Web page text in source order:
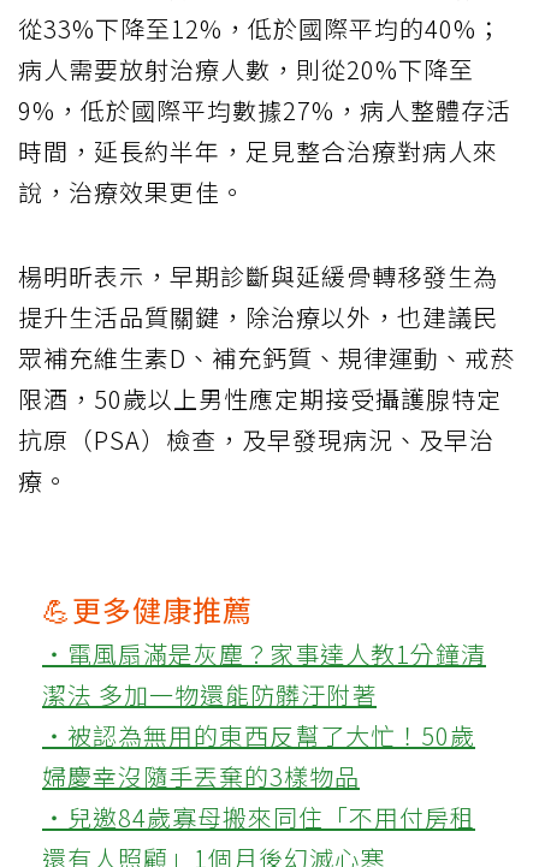
從33%下降至12%，低於國際平均的40%；
病人需要放射治療人數，則從20%下降至
9%，低於國際平均數據27%，病人整體存活
時間，延長約半年，足見整合治療對病人來
說，治療效果更佳。
楊明昕表示，早期診斷與延緩骨轉移發生為
提升生活品質關鍵，除治療以外，也建議民
眾補充維生素D、補充鈣質、規律運動、戒菸
限酒，50歲以上男性應定期接受攝護腺特定
抗原（PSA）檢查，及早發現病況、及早治
療。
💪更多健康推薦
‧電風扇滿是灰塵？家事達人教1分鐘清
潔法 多加一物還能防髒汙附著
‧被認為無用的東西反幫了大忙！50歲
婦慶幸沒隨手丟棄的3樣物品
‧兒邀84歲寡母搬來同住「不用付房租
還有人照顧」1個月後幻滅心寒